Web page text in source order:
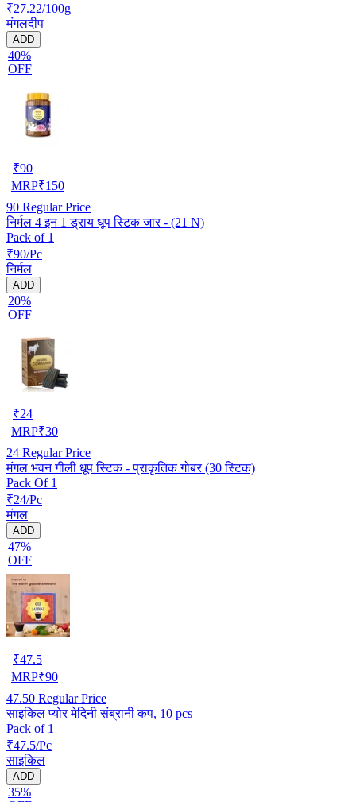
₹27.22/100g
मंगलदीप
ADD
40%
OFF
₹90
MRP₹150
90 Regular Price
निर्मल 4 इन 1 ड्राय धूप स्टिक जार - (21 N)
Pack of 1
₹90/Pc
निर्मल
ADD
20%
OFF
₹24
MRP₹30
24 Regular Price
मंगल भवन गीली धूप स्टिक - प्राकृतिक गोबर (30 स्टिक)
Pack Of 1
₹24/Pc
मंगल
ADD
47%
OFF
₹47.5
MRP₹90
47.50 Regular Price
साइकिल प्योर मेदिनी संब्रानी कप, 10 pcs
Pack of 1
₹47.5/Pc
साइकिल
ADD
35%